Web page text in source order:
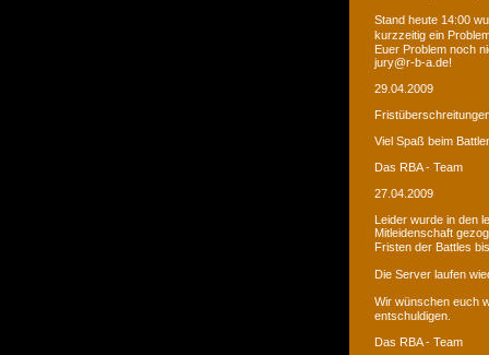
Stand heute 14:00
kurzzeitig ein
Euer Problem noch
jury@r-b-a.de!
29.04.2009
Viel Spaß beim
Das RBA - Team
27.04.2009
Leider wurde in den
Mitleidenschaft
Fristen der Battles
Die Server laufen
Wir wünschen euch
entschuldigen.
Das RBA - Team